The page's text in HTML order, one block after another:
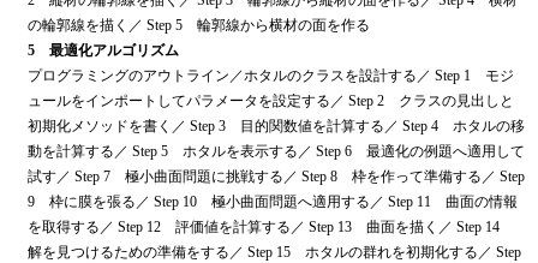
の輪郭線を描く／ Step 5 輪郭線から横材の面を作る
5 最適化アルゴリズム
プログラミングのアウトライン／ホタルのクラスを設計する／ Step 1 モジ
ュールをインポートしてパラメータを設定する／ Step 2 クラスの見出しと
初期化メソッドを書く／ Step 3 目的関数値を計算する／ Step 4 ホタルの移
動を計算する／ Step 5 ホタルを表示する／ Step 6 最適化の例題へ適用して
試す／ Step 7 極小曲面問題に挑戦する／ Step 8 枠を作って準備する／ Step
9 枠に膜を張る／ Step 10 極小曲面問題へ適用する／ Step 11 曲面の情報
を取得する／ Step 12 評価値を計算する／ Step 13 曲面を描く／ Step 14
解を見つけるための準備をする／ Step 15 ホタルの群れを初期化する／ Step